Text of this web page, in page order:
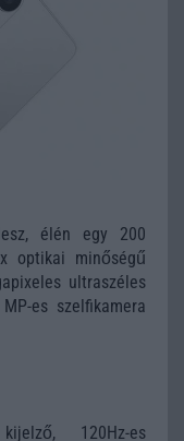
élén egy 200
optikai minőségű
ultraszéles
es szelfikamera
120Hz-es